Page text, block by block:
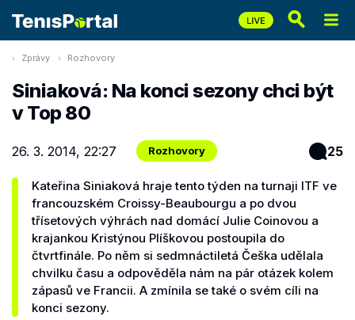
Zprávy Rozhovory
Siniaková: Na konci sezony chci být
v Top 80
26. 3. 2014, 22:27 Rozhovory 25
Kateřina Siniaková hraje tento týden na turnaji ITF ve
francouzském Croissy-Beaubourgu a po dvou
třísetových výhrách nad domácí Julie Coinovou a
krajankou Kristýnou Plíškovou postoupila do
čtvrtfinále. Po něm si sedmnáctiletá Češka udělala
chvilku času a odpověděla nám na pár otázek kolem
zápasů ve Francii. A zmínila se také o svém cíli na
konci sezony.